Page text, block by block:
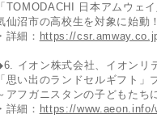
「TOMODACHI 日本アムウェ
仙沼市の高校生を対象に始動！
・詳細： https://
イオン株式会社、イオンリ
「思い出のランドセルギフト
アフガニスタンの子どもたち
・詳細： https://